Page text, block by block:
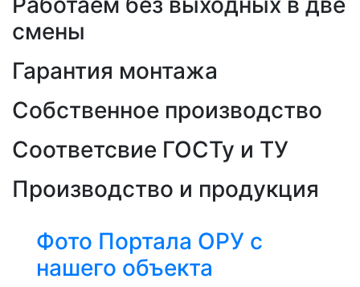
смены
Гарантия монтажа
Собственное производство
Соответсвие ГОСТу и ТУ
Производство и продукция
Фото Портала ОРУ с
нашего объекта